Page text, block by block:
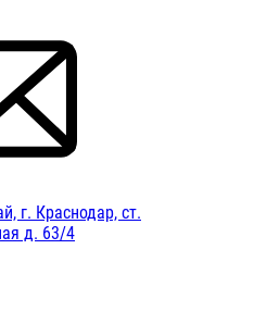
г. Краснодар, ст.
д. 63/4